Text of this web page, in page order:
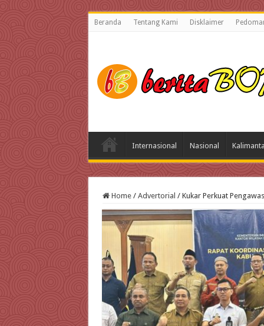
Beranda Tentang Kami Disklaimer
Internasional Nasional
Home / Advertorial / Kukar Perkuat